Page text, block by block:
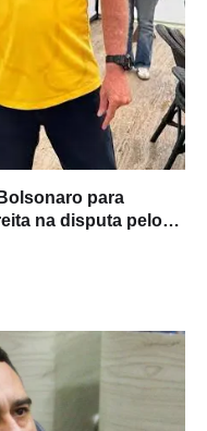
para
na disputa pelo